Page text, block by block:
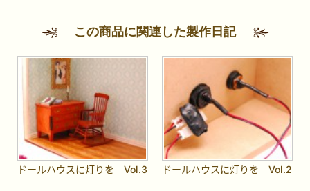
この商品に関連した製作日記
ドールハウスに灯りを Vol.3 ドールハウスに灯りを Vol.2